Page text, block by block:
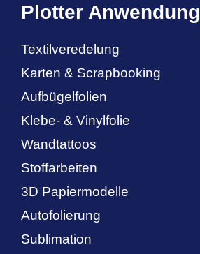
Plotter Anwendung
Textilveredelung
Karten & Scrapbooking
Aufbügelfolien
Klebe- & Vinylfolie
Wandtattoos
Stoffarbeiten
3D Papiermodelle
Autofolierung
Sublimation